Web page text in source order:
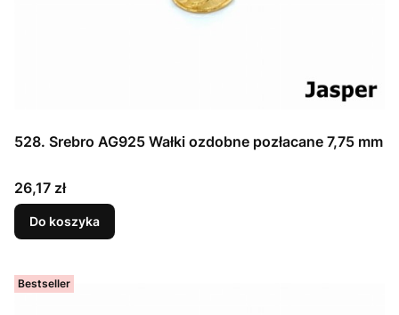
528. Srebro AG925 Wałki ozdobne pozłacane 7,75 mm
Cena
26,17 zł
Do koszyka
Bestseller